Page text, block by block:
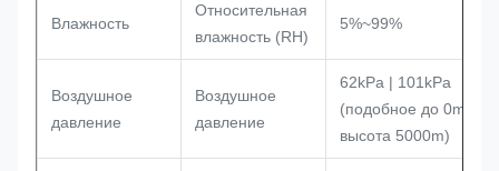
Влажность
Относительная
влажность (RH)
5%~99%
Воздушное
давление
Воздушное
давление
62kPa | 101kPa
(подобное до 0m |
высота 5000m)